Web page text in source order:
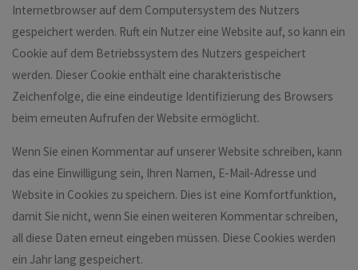
Internetbrowser auf dem Computersystem des Nutzers
gespeichert werden. Ruft ein Nutzer eine Website auf, so kann ein
Cookie auf dem Betriebssystem des Nutzers gespeichert
werden. Dieser Cookie enthält eine charakteristische
Zeichenfolge, die eine eindeutige Identifizierung des Browsers
beim erneuten Aufrufen der Website ermöglicht.
Wenn Sie einen Kommentar auf unserer Website schreiben, kann
das eine Einwilligung sein, Ihren Namen, E-Mail-Adresse und
Website in Cookies zu speichern. Dies ist eine Komfortfunktion,
damit Sie nicht, wenn Sie einen weiteren Kommentar schreiben,
all diese Daten erneut eingeben müssen. Diese Cookies werden
ein Jahr lang gespeichert.